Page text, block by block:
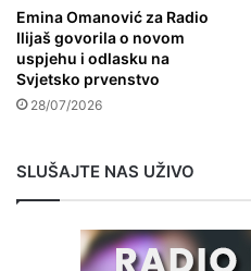
Emina Omanović za Radio
Ilijaš govorila o novom
uspjehu i odlasku na
Svjetsko prvenstvo
28/07/2026
SLUŠAJTE NAS UŽIVO